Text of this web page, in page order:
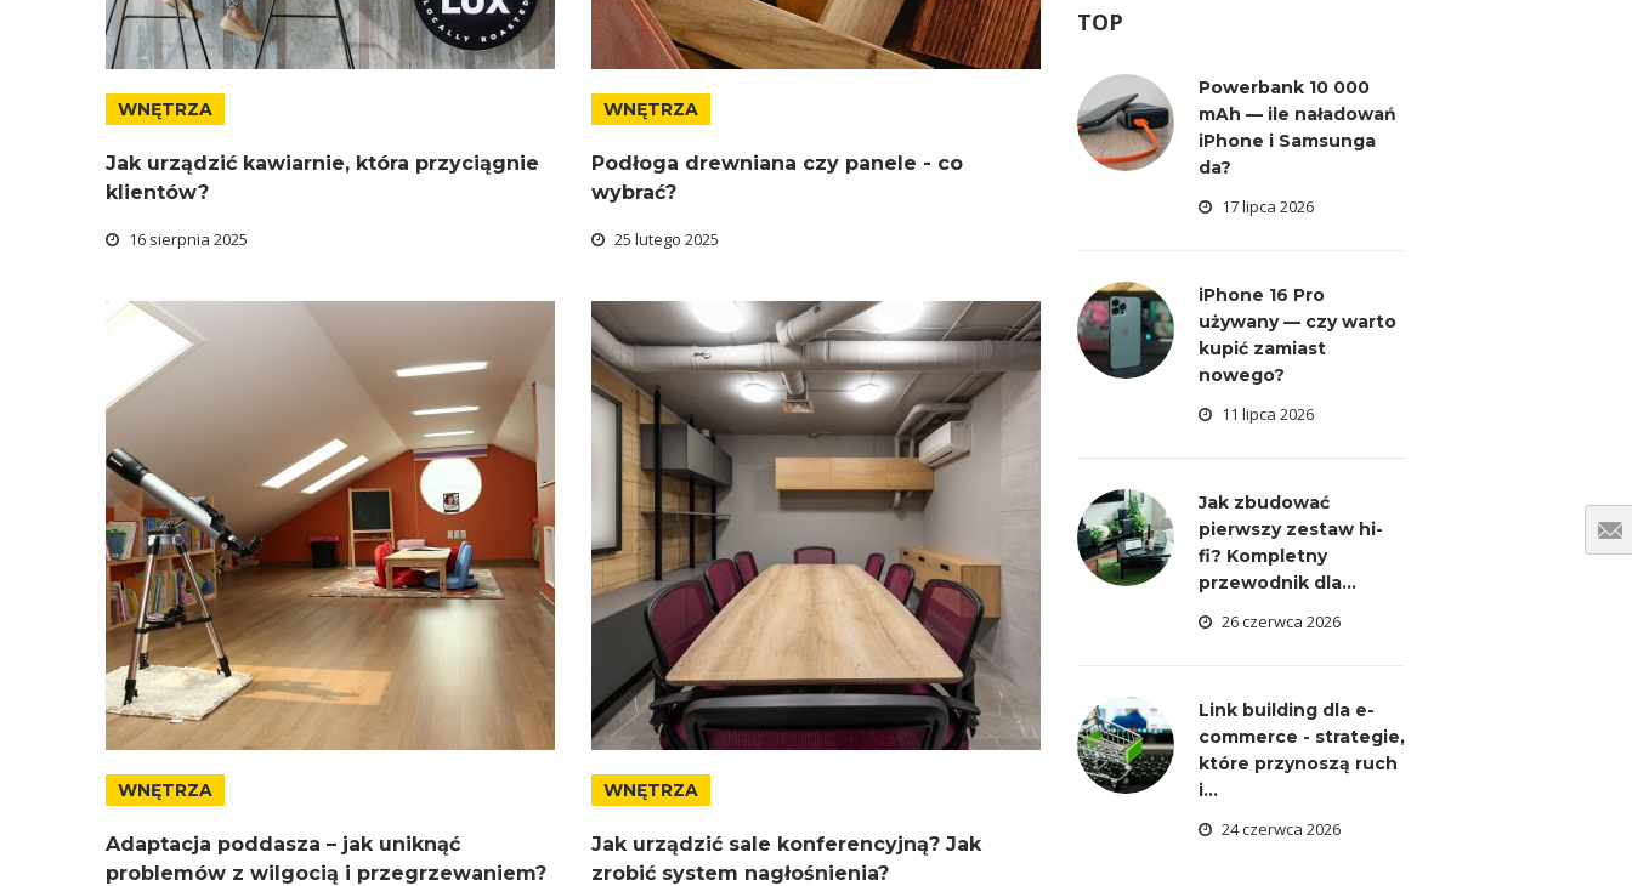
WNĘTRZA
Jak urządzić kawiarnie, która przyciągnie
klientów?
16 sierpnia 2025
WNĘTRZA
Podłoga drewniana czy panele - co
wybrać?
25 lutego 2025
WNĘTRZA
Adaptacja poddasza – jak uniknąć
problemów z wilgocią i przegrzewaniem?
WNĘTRZA
Jak urządzić sale konferencyjną? Jak
zrobić system nagłośnienia?
TOP
Powerbank 10 000
mAh — ile naładowań
iPhone i Samsunga
da?
17 lipca 2026
iPhone 16 Pro
używany — czy warto
kupić zamiast
nowego?
11 lipca 2026
Jak zbudować
pierwszy zestaw hi-
fi? Kompletny
przewodnik dla...
26 czerwca 2026
Link building dla e-
commerce - strategie,
które przynoszą ruch
i...
24 czerwca 2026